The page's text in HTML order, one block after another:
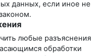
данных, если иное не
любые разъяснения
обработки